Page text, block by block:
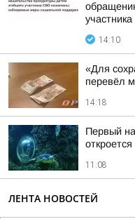
14:10
«Для
перевёл
14:18
Первый
11:08
ЛЕНТА НОВОСТЕЙ